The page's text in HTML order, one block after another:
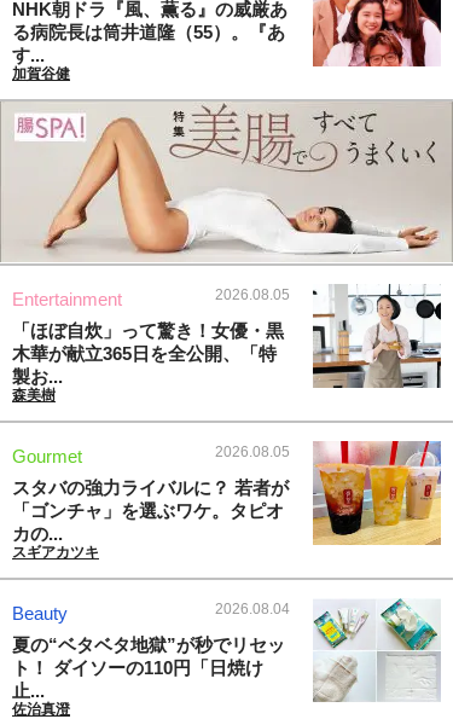
NHK朝ドラ『風、薫る』の威厳あ
る病院長は筒井道隆（55）。『あ
す...
加賀谷健
Entertainment 2026.08.05
「ほぼ自炊」って驚き！女優・黒
木華が献立365日を全公開、「特
製お...
森美樹
Gourmet 2026.08.05
スタバの強力ライバルに？ 若者が
「ゴンチャ」を選ぶワケ。タピオ
カの...
スギアカツキ
Beauty 2026.08.04
夏の“ベタベタ地獄”が秒でリセッ
ト！ ダイソーの110円「日焼け
止...
佐治真澄